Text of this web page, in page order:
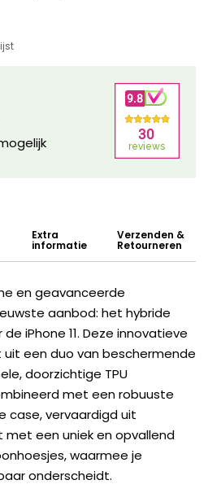
Extra
informatie
Verzenden &
Retourneren
en geavanceerde
aanbod: het hybride
iPhone 11. Deze innovatieve
een duo van beschermende
doorzichtige TPU
met een robuuste
case, vervaardigd uit
met een uniek en opvallend
waarmee je
onderscheidt.